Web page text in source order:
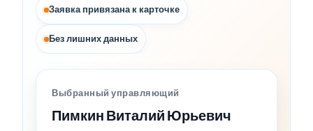
Заявка привязана к карточке
Без лишних данных
Выбранный управляющий
Пимкин Виталий Юрьевич